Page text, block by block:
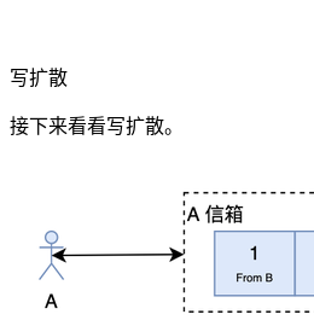
写扩散
接下来看看写扩散。